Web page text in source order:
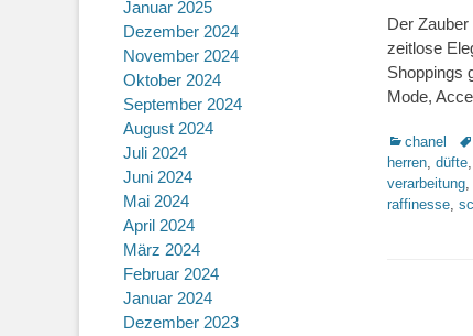
Der
zeitlose
Shoppings
Mode,
Kategorien
chanel
herren, düfte,
verarbeitung,
raffinesse,
Januar 2025
Dezember 2024
November 2024
Oktober 2024
September 2024
August 2024
Juli 2024
Juni 2024
Mai 2024
April 2024
März 2024
Februar 2024
Januar 2024
Dezember 2023